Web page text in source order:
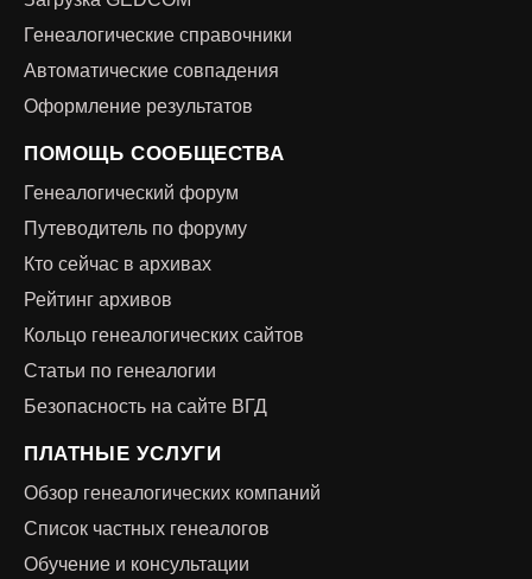
Генеалогические справочники
Автоматические совпадения
Оформление результатов
ПОМОЩЬ СООБЩЕСТВА
Генеалогический форум
Путеводитель по форуму
Кто сейчас в архивах
Рейтинг архивов
Кольцо генеалогических сайтов
Статьи по генеалогии
Безопасность на сайте ВГД
ПЛАТНЫЕ УСЛУГИ
Обзор генеалогических компаний
Список частных генеалогов
Обучение и консультации